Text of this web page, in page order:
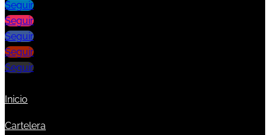
Seguir
Seguir
Seguir
Seguir
Seguir
Inicio
Cartelera